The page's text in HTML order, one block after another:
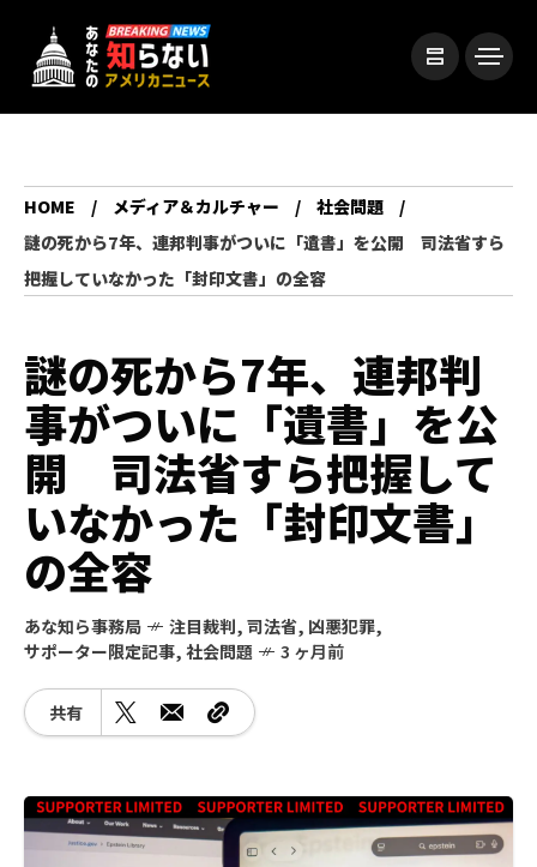
HOME メディア＆カルチャー
社会問題
謎の死から7年、連邦判事がついに「遺書」を公開 司法省すら
把握していなかった「封印文書」の全容
謎の死から7年、連邦判
事がついに「遺書」を公
開 司法省すら把握して
いなかった「封印文書」
の全容
あな知ら事務局 注目裁判, 司法省, 凶悪犯罪,
サポーター限定記事, 社会問題 3 ヶ月前
共有